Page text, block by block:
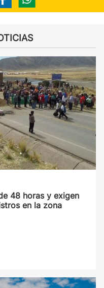
48 horas y exigen
en la zona